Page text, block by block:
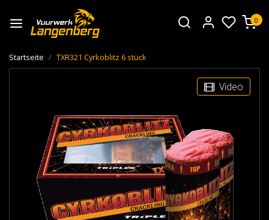
0
Startseite TXR321 Cyrkoblitz 6 stück
Video